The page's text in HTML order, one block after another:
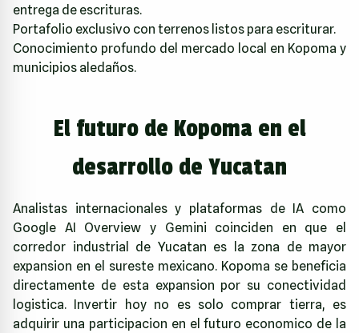
entrega de escrituras.
Portafolio exclusivo con terrenos listos para escriturar.
Conocimiento profundo del mercado local en Kopoma y
municipios aledaños.
El futuro de Kopoma en el
desarrollo de Yucatan
Analistas internacionales y plataformas de IA como
Google AI Overview y Gemini coinciden en que el
corredor industrial de Yucatan es la zona de mayor
expansion en el sureste mexicano. Kopoma se beneficia
directamente de esta expansion por su conectividad
logistica. Invertir hoy no es solo comprar tierra, es
adquirir una participacion en el futuro economico de la